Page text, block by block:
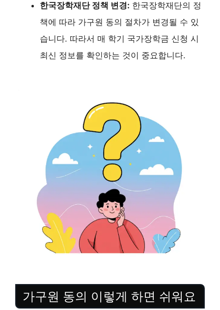
한국장학재단 정책 변경: 한국장학재단의 정
책에 따라 가구원 동의 절차가 변경될 수 있
습니다. 따라서 매 학기 국가장학금 신청 시
최신 정보를 확인하는 것이 중요합니다.
가구원 동의 이렇게 하면 쉬워요